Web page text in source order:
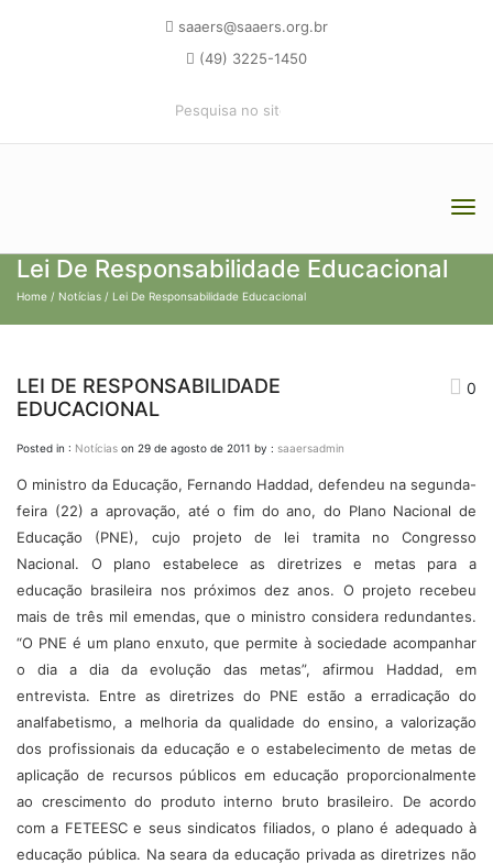
saaers@saaers.org.br
(49) 3225-1450
Lei De Responsabilidade Educacional
Home / Notícias / Lei De Responsabilidade Educacional
LEI DE RESPONSABILIDADE
EDUCACIONAL
0
Posted in : Notícias on 29 de agosto de 2011 by : saaersadmin
O ministro da Educação, Fernando Haddad, defendeu na segunda-
feira (22) a aprovação, até o fim do ano, do Plano Nacional de
Educação (PNE), cujo projeto de lei tramita no Congresso
Nacional. O plano estabelece as diretrizes e metas para a
educação brasileira nos próximos dez anos. O projeto recebeu
mais de três mil emendas, que o ministro considera redundantes.
“O PNE é um plano enxuto, que permite à sociedade acompanhar
o dia a dia da evolução das metas”, afirmou Haddad, em
entrevista. Entre as diretrizes do PNE estão a erradicação do
analfabetismo, a melhoria da qualidade do ensino, a valorização
dos profissionais da educação e o estabelecimento de metas de
aplicação de recursos públicos em educação proporcionalmente
ao crescimento do produto interno bruto brasileiro. De acordo
com a FETEESC e seus sindicatos filiados, o plano é adequado à
educação pública. Na seara da educação privada as diretrizes não